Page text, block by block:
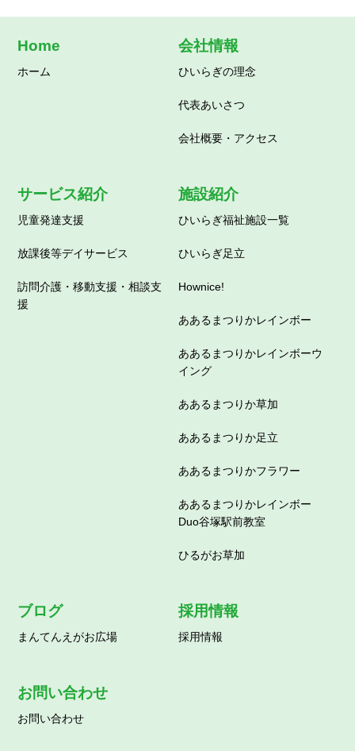
Home
ホーム
会社情報
ひいらぎの理念
代表あいさつ
会社概要・アクセス
サービス紹介
児童発達支援
放課後等デイサービス
訪問介護・移動支援・相談支
援
施設紹介
ひいらぎ福祉施設一覧
ひいらぎ足立
Hownice!
ああるまつりかレインボー
ああるまつりかレインボーウ
イング
ああるまつりか草加
ああるまつりか足立
ああるまつりかフラワー
ああるまつりかレインボー
Duo谷塚駅前教室
ひるがお草加
ブログ
まんてんえがお広場
採用情報
採用情報
お問い合わせ
お問い合わせ